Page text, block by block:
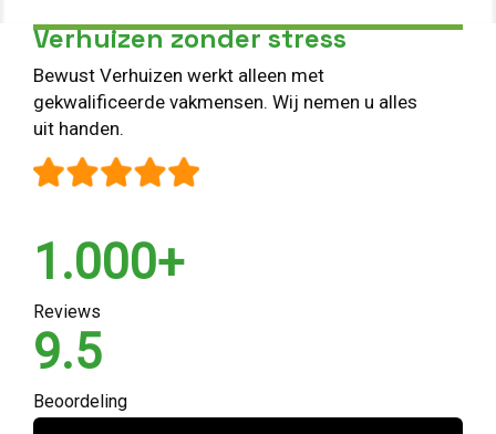
Verhuizen zonder stress
Bewust Verhuizen werkt alleen met
gekwalificeerde vakmensen. Wij nemen u alles
uit handen.
1.000+
Reviews
9.5
Beoordeling